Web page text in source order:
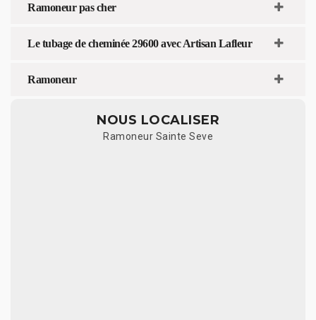
Ramoneur pas cher
Le tubage de cheminée 29600 avec Artisan Lafleur
Ramoneur
NOUS LOCALISER
Ramoneur Sainte Seve